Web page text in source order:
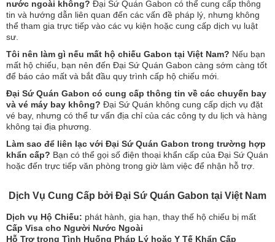
nước ngoài không? Đại Sứ Quán Gabon có thể cung cấp thông
tin và hướng dẫn liên quan đến các vấn đề pháp lý, nhưng không
thể tham gia trực tiếp vào các vụ kiện hoặc cung cấp dịch vụ luật
sư.
Tôi nên làm gì nếu mất hộ chiếu Gabon tại Việt Nam? Nếu bạn
mất hộ chiếu, bạn nên đến Đại Sứ Quán Gabon càng sớm càng tốt
để báo cáo mất và bắt đầu quy trình cấp hộ chiếu mới.
Đại Sứ Quán Gabon có cung cấp thông tin về các chuyến bay
và vé máy bay không? Đại Sứ Quán không cung cấp dịch vụ đặt
vé bay, nhưng có thể tư vấn địa chỉ của các công ty du lịch và hàng
không tại địa phương.
Làm sao để liên lạc với Đại Sứ Quán Gabon trong trường hợp
khẩn cấp? Bạn có thể gọi số điện thoại khẩn cấp của Đại Sứ Quán
hoặc đến trực tiếp văn phòng trong giờ làm việc để nhận hỗ trợ.
Dịch Vụ Cung Cấp bởi Đại Sứ Quán Gabon tại Việt Nam
Dịch vụ Hộ Chiếu: phát hành, gia hạn, thay thế hộ chiếu bị mất
Cấp Visa cho Người Nước Ngoài
Hỗ Trợ trong Tình Huống Pháp Lý hoặc Y Tế Khẩn Cấp